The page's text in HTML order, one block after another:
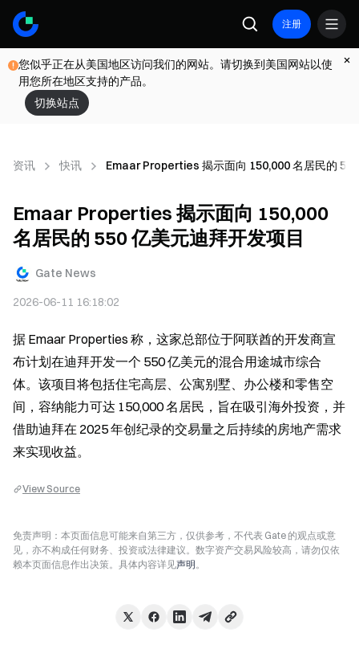
注册
您似乎正在从美国地区访问我们的网站。请切换到美国网站以使
用您所在地区支持的产品。
切换站点
资讯 快讯 Emaar Properties 揭示面向 150,000 名居民的
Emaar Properties 揭示面向 150,000
名居民的 550 亿美元迪拜开发项目
Gate News
2026-06-11 16:18:02
据 Emaar Properties 称，这家总部位于阿联酋的开发商宣
布计划在迪拜开发一个 550 亿美元的混合用途城市综合
体。该项目将包括住宅高层、公寓别墅、办公楼和零售空
间，容纳能力可达 150,000 名居民，旨在吸引海外投资，并
借助迪拜在 2025 年创纪录的交易量之后持续的房地产需求
来实现收益。
View Source
免责声明：本页面信息可能来自第三方，仅供参考，不代表 Gate 的观点或意
见，亦不构成任何财务、投资或法律建议。数字资产交易风险较高，请勿仅依
赖本页面信息作出决策。具体内容详见声明。